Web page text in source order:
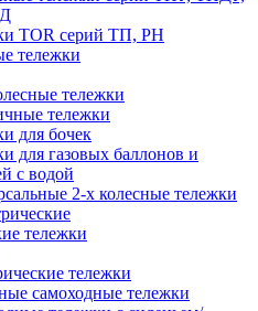
TOR серий ТП, PH
тележки
тележки
тележки
для бочек
для газовых баллонов и
с водой
2-х колесные тележки
тележки
тележки
самоходные тележки